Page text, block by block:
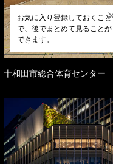
お気に入り登録しておくこと
で、後でまとめて見ることが
できます。
十和田市総合体育センター